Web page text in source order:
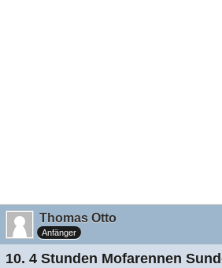
Thomas Otto
Anfänger
10. 4 Stunden Mofarennen